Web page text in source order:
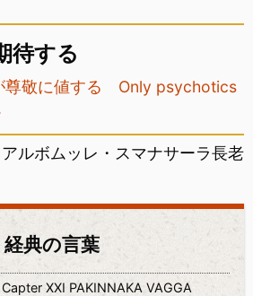
待する
尊敬に値する Only psychotics
アルボムッレ・スマナサーラ長老
経典の言葉
XXI PAKINNAKA VAGGA